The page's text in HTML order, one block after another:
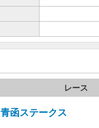
レース
青函ステークス